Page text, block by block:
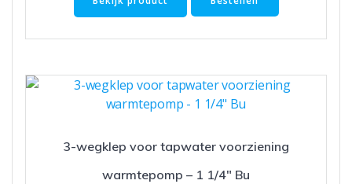
3-wegklep voor tapwater voorziening
warmtepomp – 1 1/4″ Bu